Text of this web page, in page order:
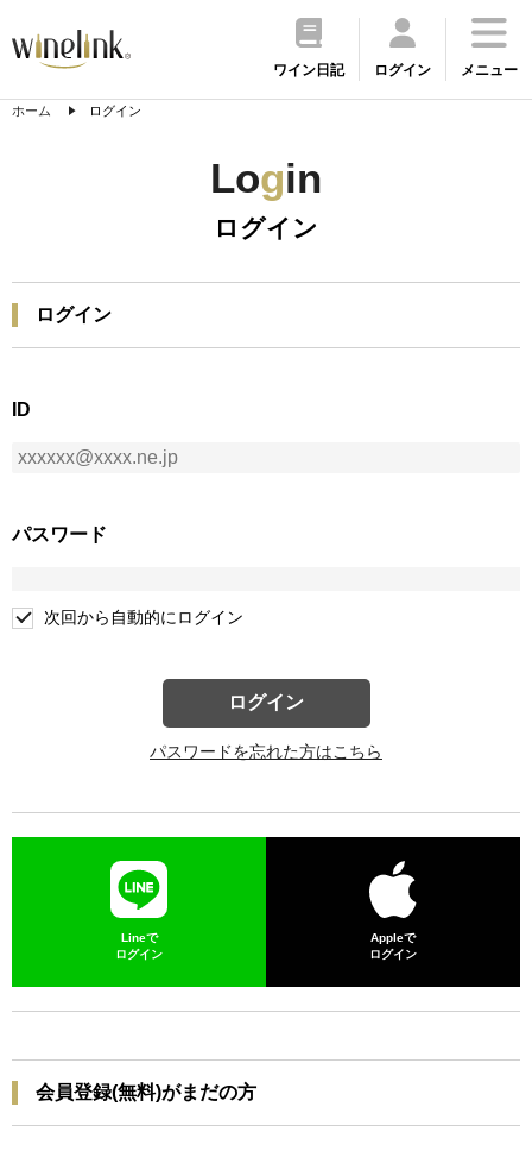
ワイン日記 ログイン メニュー
ホーム ログイン
Login
ログイン
ログイン
ID
パスワード
次回から自動的にログイン
ログイン
パスワードを忘れた方はこちら
Lineで
ログイン
Appleで
ログイン
会員登録(無料)がまだの方